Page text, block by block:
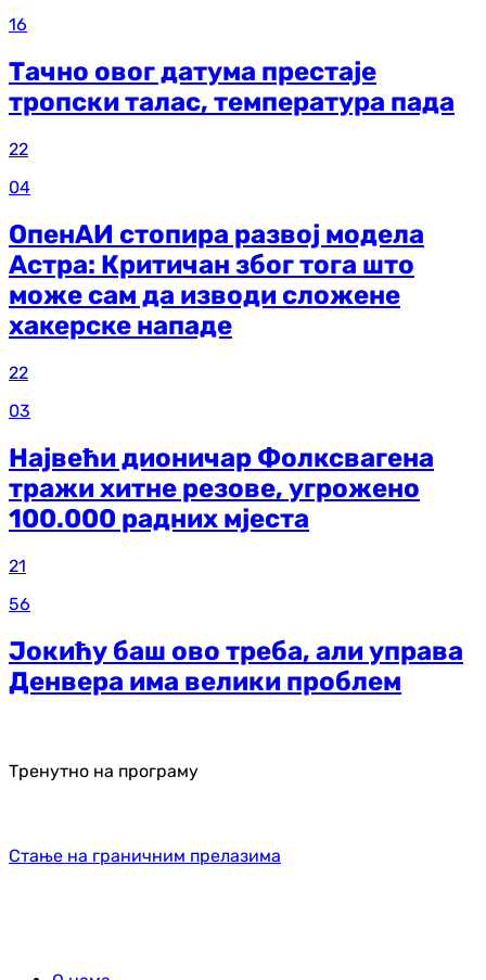
16
Тачно овог датума престаје
тропски талас, температура пада
22
04
ОпенАИ стопира развој модела
Астра: Критичан због тога што
може сам да изводи сложене
хакерске нападе
22
03
Највећи дионичар Фолксвагена
тражи хитне резове, угрожено
100.000 радних мјеста
21
56
Јокићу баш ово треба, али управа
Денвера има велики проблем
Тренутно на програму
Стање на граничним прелазима